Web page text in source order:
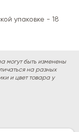
упаковке - 18
могут быть изменены
на разных
и цвет товара у